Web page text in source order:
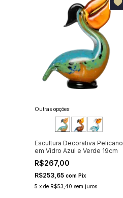
Outras opções:
Escultura Decorativa Pelicano
em Vidro Azul e Verde 19cm
R$267,00
R$253,65 com Pix
5 x de R$53,40 sem juros